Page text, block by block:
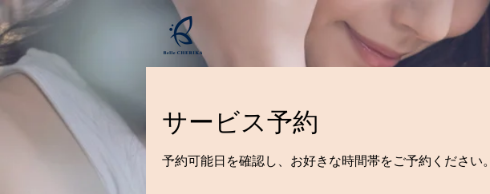
サービス予約
予約可能日を確認し、お好きな時間帯をご予約ください。